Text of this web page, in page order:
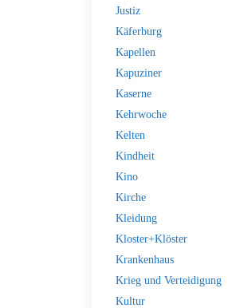
Justiz
Käferburg
Kapellen
Kapuziner
Kaserne
Kehrwoche
Kelten
Kindheit
Kino
Kirche
Kleidung
Kloster+Klöster
Krankenhaus
Krieg und Verteidigung
Kultur